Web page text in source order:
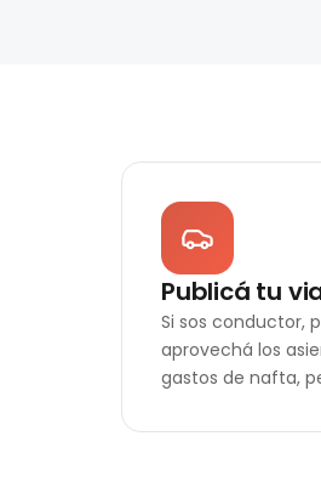
Publicá tu
Si sos conductor,
aprovechá los
gastos de nafta,